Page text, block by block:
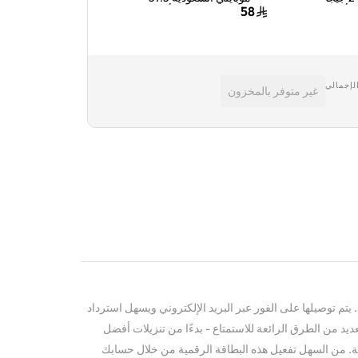
58
غير متوفر بالمخزون
توصيلها على الفور عبر البريد الإلكتروني ويسهل استرداد
من الطرق الرائعة للاستمتاع - بدءًا من تنزيلات أفضل
من السهل تفعيل هذه البطاقة الرقمية من خلال حسابك